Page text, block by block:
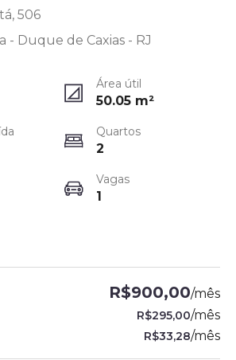
506
- Duque de Caxias - RJ
Área útil
50.05 m²
Quartos
2
Vagas
1
R$900,00/mês
R$295,00/mês
R$33,28/mês